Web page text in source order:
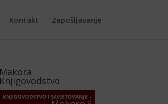
Kontakt Zapošljavanje
Makora
Knjigovodstvo